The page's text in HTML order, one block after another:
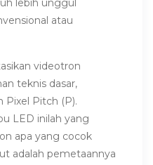
lebih unggul
atau
videotron
teknis dasar,
Pixel Pitch (P).
LED inilah yang
apa yang cocok
adalah pemetaannya